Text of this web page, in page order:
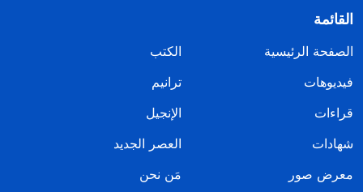
القائمة
الصفحة الرئيسية
الكتب
فيديوهات
ترانيم
قراءات
الإنجيل
شهادات
العصر الجديد
معرض صور
مَن نحن